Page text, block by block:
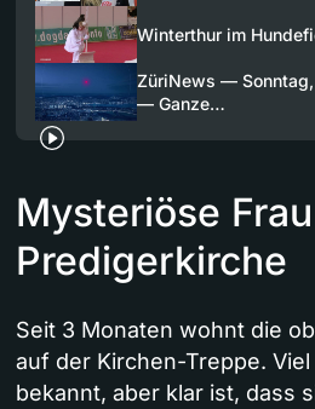
Winterthur im
ZüriNews — Sonntag,
— Ganze…
Mysteriöse
Predigerkirche
Seit 3 Monaten wohnt die
auf der Kirchen-Treppe.
bekannt, aber klar ist, dass